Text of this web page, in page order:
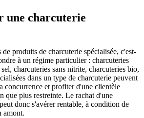
une charcuterie
produits de charcuterie spécialisée, c'est-
à un régime particulier : charcuteries
charcuteries sans nitrite, charcuteries bio,
dans un type de charcuterie peuvent
concurrence et profiter d'une clientèle
que plus restreinte. Le rachat d'une
donc s'avérer rentable, à condition de
amont.